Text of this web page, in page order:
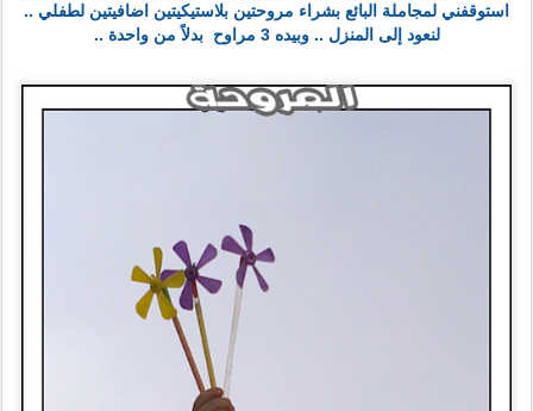
استوقفني لمجاملة البائع بشراء مروحتين بلاستيكيتين اضافيتين لطفلي ..
لنعود إلى المنزل .. وبيده 3 مراوح
بدلاً من واحدة ..